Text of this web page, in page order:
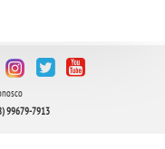
99679-7913